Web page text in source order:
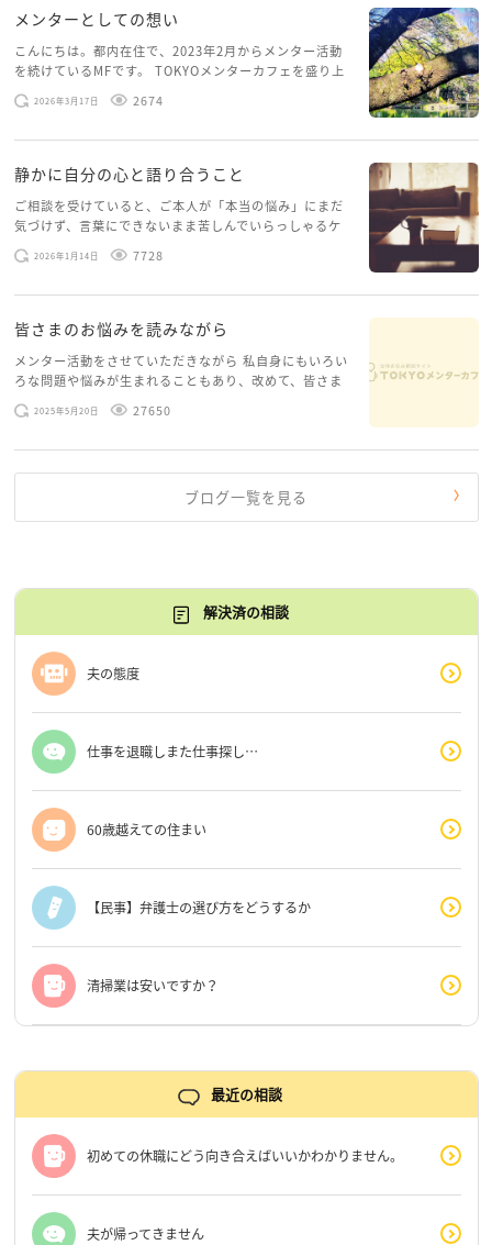
メンターとしての想い
こんにちは。都内在住で、2023年2月からメンター活動
を続けているMFです。 TOKYOメンターカフェを盛り上
げたいという想いから、勇気を出して初めてブログを投
稿してみようと思います。少し自分のことを書いてみま
2026年3月17日 2674
静かに自分の心と語り合うこと
ご相談を受けていると、ご本人が「本当の悩み」にまだ
気づけず、言葉にできないまま苦しんでいらっしゃるケ
ースがありますお悩みというのは、心の深いところ（深
層心理）に触れることで、まったく違う角度から解決の
2026年1月14日 7728
皆さまのお悩みを読みながら
メンター活動をさせていただきながら 私自身にもいろい
ろな問題や悩みが生まれることもあり、改めて、皆さま
のお悩みを読みながら 「みんな、もがいてる。わたし
だけじゃないんだな」と、逆に励まされるような日々で
2025年5月20日 27650
ブログ一覧を見る
解決済の相談
夫の態度
仕事を退職しまた仕事探し…
60歳越えての住まい
【民事】弁護士の選び方をどうするか
清掃業は安いですか？
最近の相談
初めての休職にどう向き合えばいいかわかりません。
夫が帰ってきません